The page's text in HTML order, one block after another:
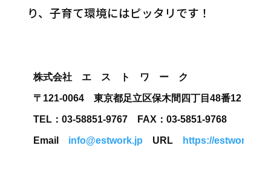
り、子育て環境にはピッタリです！
株式会社　エ　ス　ト　ワ　ー　ク
〒121-0064　東京都足立区保木間四丁目48番12
TEL：03-58851-9767　FAX：03-5851-9768
Email info@estwork.jp URL https://estwork.jp/